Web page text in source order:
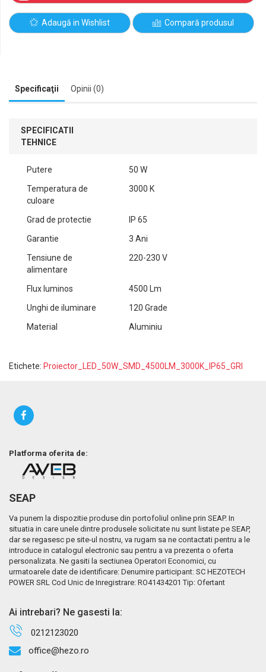
Adaugă in Wishlist Compară produsul
Specificaţii Opinii (0)
SPECIFICATII
TEHNICE
Putere
50 W
Temperatura de
culoare
3000 K
Grad de protectie
IP 65
Garantie
3 Ani
Tensiune de
alimentare
220-230 V
Flux luminos
4500 Lm
Unghi de iluminare
120 Grade
Material
Aluminiu
Etichete: Proiector_LED_50W_SMD_4500LM_3000K_IP65_GRI
Platforma oferita de:
SEAP
Va punem la dispozitie produse din portofoliul online prin SEAP. In
situatia in care unele dintre produsele solicitate nu sunt listate pe SEAP,
dar se regasesc pe site-ul nostru, va rugam sa ne contactati pentru a le
introduce in catalogul electronic sau pentru a va prezenta o oferta
personalizata. Ne gasiti la sectiunea Operatori Economici, cu
urmatoarele date de identificare: Denumire participant: SC HEZOTECH
POWER SRL Cod Unic de Inregistrare: RO41434201 Tip: Ofertant
Ai intrebari? Ne gasesti la:
0212123020
office@hezo.ro